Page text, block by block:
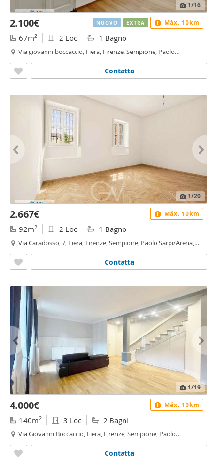
1/16
2.100€
67m2 2 Loc 1 Bagno
Via giovanni boccaccio, Fiera, Firenze, Sempione, Paolo
Contatta
NUOVO EXTRA Máx. 10km
1/20
2.667€
92m2 2 Loc 1 Bagno
Via Caradosso, 7, Fiera, Firenze, Sempione, Paolo Sarpi/Arena,
Contatta
Máx. 10km
1/19
4.000€
140m2 3 Loc 2 Bagni
Via Giovanni Boccaccio, Fiera, Firenze, Sempione, Paolo
Contatta
Máx. 10km